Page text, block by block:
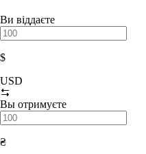
Ви віддаєте
$
USD
Вы отримуєте
₴